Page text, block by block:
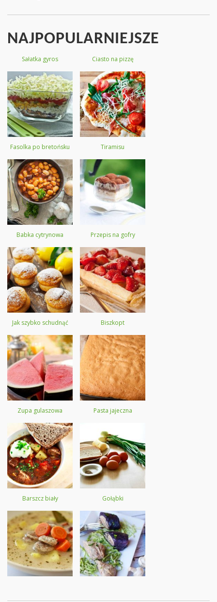
NAJPOPULARNIEJSZE
Sałatka gyros Ciasto na pizzę
Fasolka po bretońsku Tiramisu
Babka cytrynowa Przepis na gofry
Jak szybko schudnąć Biszkopt
Zupa gulaszowa Pasta jajeczna
Barszcz biały Gołąbki